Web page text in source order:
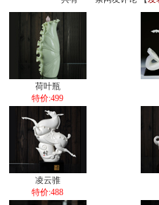
荷叶瓶
特价:499
凌云骓
特价:488